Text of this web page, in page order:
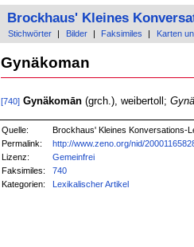
Brockhaus' Kleines
Stichwörter Bilder Faksimiles Karten
Gynäkoman
[740] Gynäkomān(grch.), weibertoll;
Quelle:
Brockhaus' Kleines Konversations-
Permalink:
http://www.zeno.org/nid/
Lizenz:
Gemeinfrei
Faksimiles:
740
Kategorien:
Lexikalischer Artikel